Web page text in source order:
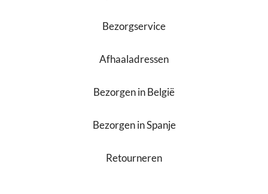
Bezorgservice
Afhaaladressen
Bezorgen in België
Bezorgen in Spanje
Retourneren